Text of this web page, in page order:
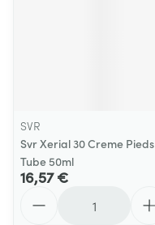
SVR
Svr Xerial 30 Creme Pieds
Tube 50ml
16,57 €